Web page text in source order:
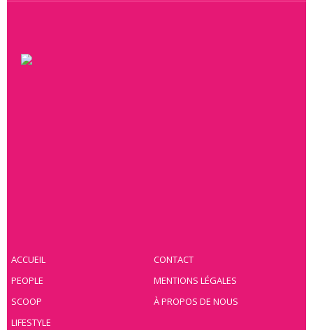
ACCUEIL
PEOPLE
SCOOP
LIFESTYLE
CONTACT
MENTIONS LÉGALES
À PROPOS DE NOUS